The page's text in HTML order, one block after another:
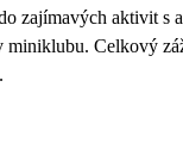
zajímavých aktivit s
miniklubu. Celkový